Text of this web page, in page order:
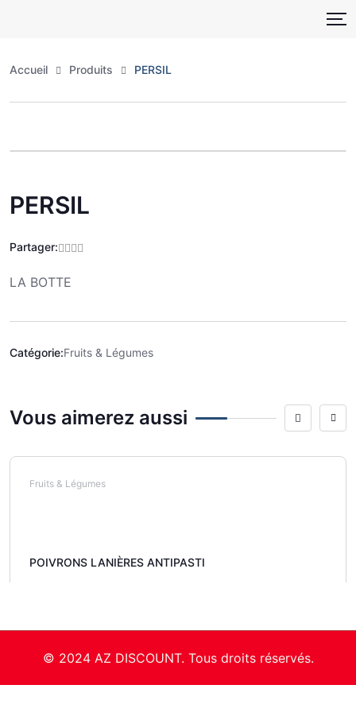
Accueil Produits PERSIL
PERSIL
Partager:
LA BOTTE
Catégorie:Fruits & Légumes
Vous aimerez aussi
Fruits & Légumes
POIVRONS LANIÈRES ANTIPASTI
© 2024 AZ DISCOUNT. Tous droits réservés.